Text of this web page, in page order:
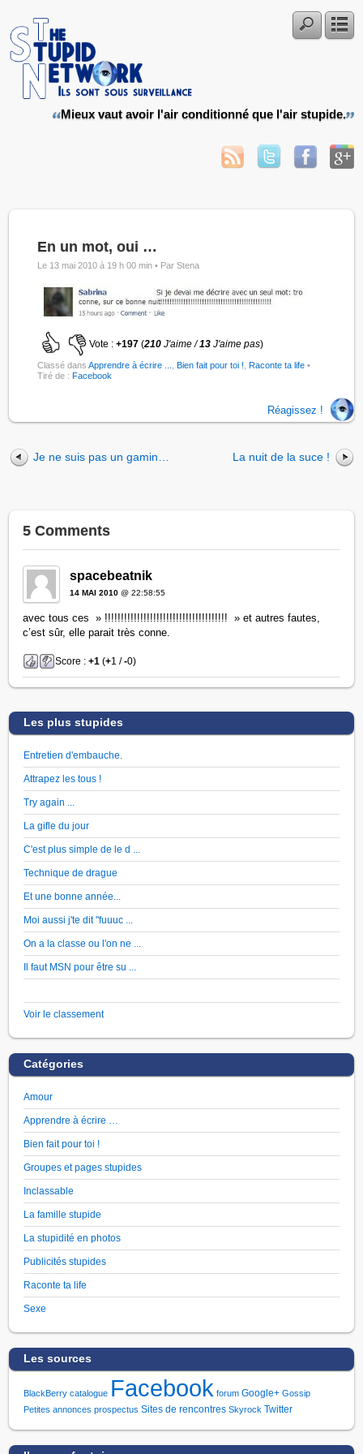
Mieux vaut avoir l'air conditionné que l'air stupide.
En un mot, oui …
Le 13 mai 2010 à 19 h 00 min • Par Stena
Vote :+197 (210J'aime /13 J'aime pas)
Classé dansApprendre à écrire ... ,Bien fait pour toi ! ,Raconte ta life •
Tiré de :Facebook
Réagissez !
Je ne suis pas un gamin… La nuit de la suce !
5 Comments
spacebeatnik
14 MAI 2010 @ 22:58:55
avec tous ces » !!!!!!!!!!!!!!!!!!!!!!!!!!!!!!!!!!!!!! » et autres fautes,
c’est sûr, elle parait très conne.
Score :+1 (+1 /-0)
Les plus stupides
Entretien d'embauche.
Attrapez les tous !
Try again ...
La gifle du jour
C'est plus simple de le d ...
Technique de drague
Et une bonne année...
Moi aussi j'te dit "fuuuc ...
On a la classe ou l'on ne ...
Il faut MSN pour être su ...
Voir le classement
Catégories
Amour
Apprendre à écrire …
Bien fait pour toi !
Groupes et pages stupides
Inclassable
La famille stupide
La stupidité en photos
Publicités stupides
Raconte ta life
Sexe
Les sources
BlackBerry catalogue Facebook forum Google+ Gossip
Petites annonces prospectus Sites de rencontres Skyrock Twitter